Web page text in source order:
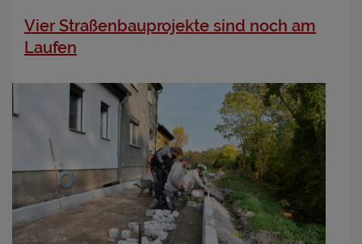
Vier Straßenbauprojekte sind noch am
Laufen